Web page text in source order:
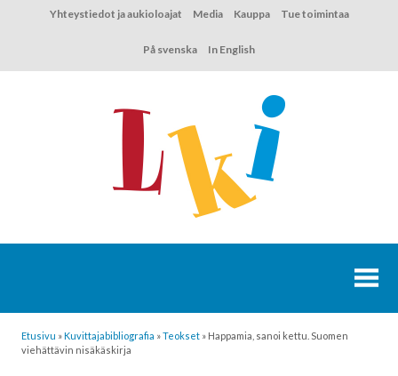
Yhteystiedot ja aukioloajat Media Kauppa Tue toimintaa
På svenska In English
Etusivu »Kuvittaja­bibliografia »Teokset » Happamia, sanoi kettu. Suomen
viehättävin nisäkäskirja